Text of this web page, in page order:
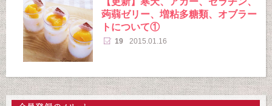
蒟蒻ゼリー、増粘多糖類、オブラー
トについて①
19 2015.01.16